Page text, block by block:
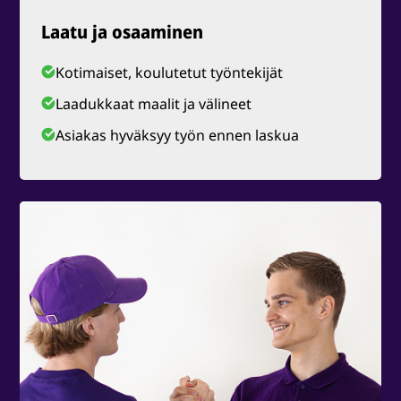
Laatu ja osaaminen
Kotimaiset, koulutetut työntekijät
Laadukkaat maalit ja välineet
Asiakas hyväksyy työn ennen laskua